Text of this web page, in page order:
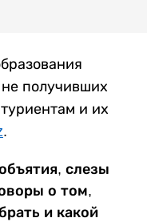
получивших
и их
.
слезы
о том,
и какой